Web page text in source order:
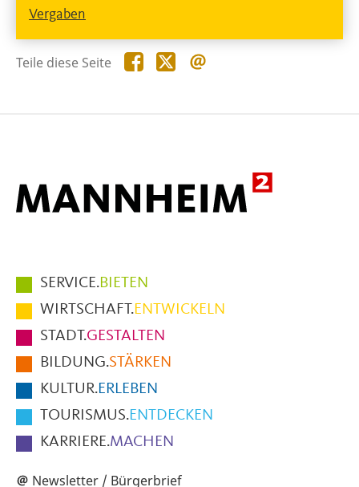
Vergaben
Teile diese Seite Teile
diese
Teile
diese
Hauptmenüpunkte
im
Fußbereich
der
Seite
SERVICE.BIETEN
WIRTSCHAFT.ENTWICKELN
STADT.GESTALTEN
BILDUNG.STÄRKEN
KULTUR.ERLEBEN
TOURISMUS.ENTDECKEN
KARRIERE.MACHEN
Newsletter / Bürgerbrief